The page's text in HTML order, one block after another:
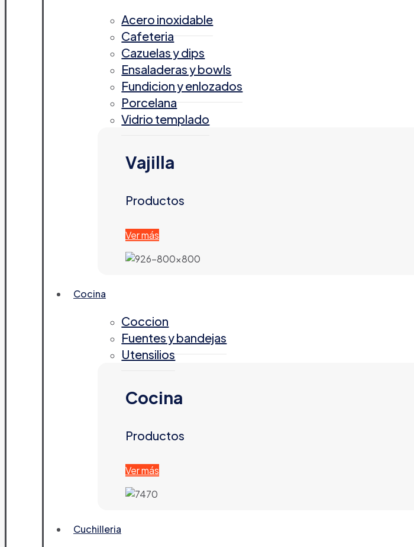
Acero inoxidable
Cafeteria
Cazuelas y dips
Ensaladeras y bowls
Fundicion y enlozados
Porcelana
Vidrio templado
Vajilla
Productos
Ver más
Cocina
Coccion
Fuentes y bandejas
Utensilios
Cocina
Productos
Ver más
Cuchilleria